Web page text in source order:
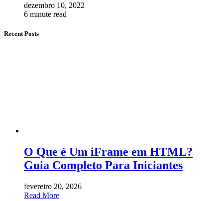
dezembro 10, 2022
6 minute read
Recent Posts
O Que é Um iFrame em HTML?
Guia Completo Para Iniciantes
fevereiro 20, 2026
Read More